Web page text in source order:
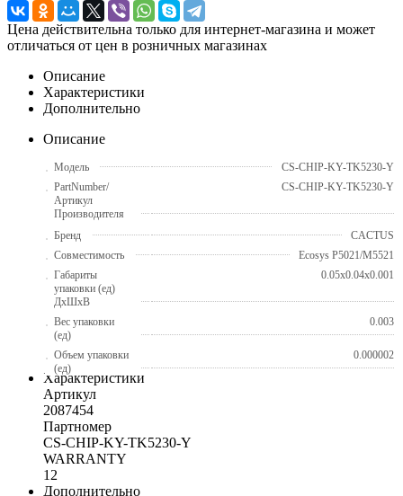
Цена действительна только для интернет-магазина и может
отличаться от цен в розничных магазинах
Описание
Характеристики
Дополнительно
Описание
Модель
CS-CHIP-KY-TK5230-Y
PartNumber/
Артикул
Производителя
CS-CHIP-KY-TK5230-Y
Бренд
CACTUS
Совместимость
Ecosys P5021/M5521
Габариты
упаковки (ед)
ДхШхВ
0.05x0.04x0.001
Вес упаковки
(ед)
0.003
Объем упаковки
(ед)
0.000002
Характеристики
Артикул
2087454
Партномер
CS-CHIP-KY-TK5230-Y
WARRANTY
12
Дополнительно